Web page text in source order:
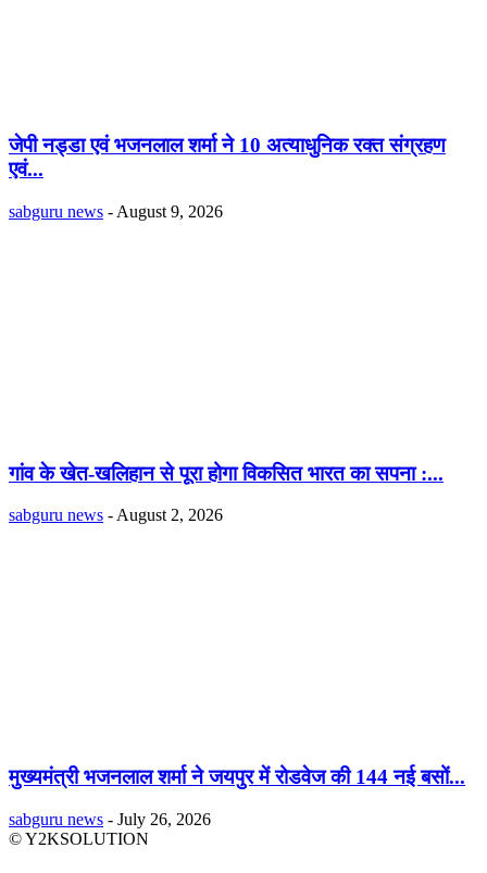
जेपी नड्डा एवं भजनलाल शर्मा ने 10 अत्याधुनिक रक्त संग्रहण
एवं...
sabguru news - August 9, 2026
गांव के खेत-खलिहान से पूरा होगा विकसित भारत का सपना :...
sabguru news - August 2, 2026
मुख्यमंत्री भजनलाल शर्मा ने जयपुर में रोडवेज की 144 नई बसों...
sabguru news - July 26, 2026
© Y2KSOLUTION